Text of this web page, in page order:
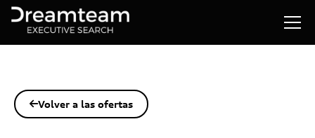
Volver a las ofertas